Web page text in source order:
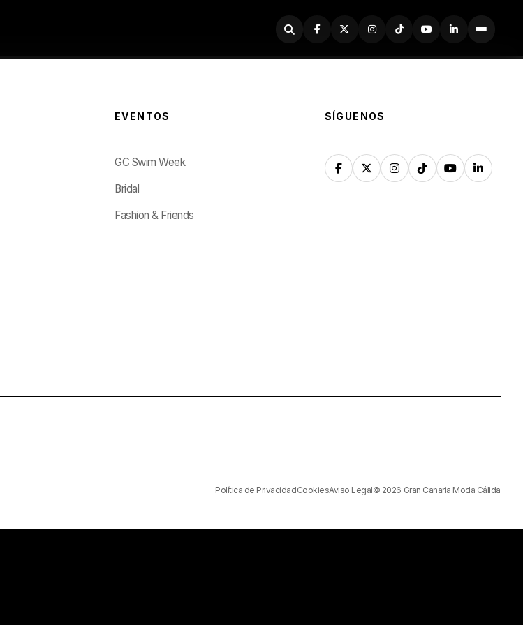
Buscador
EVENTOS
GC Swim Week
Bridal
Fashion & Friends
SÍGUENOS
Política de PrivacidadCookiesAviso Legal© 2026 Gran Canaria Moda Cálida